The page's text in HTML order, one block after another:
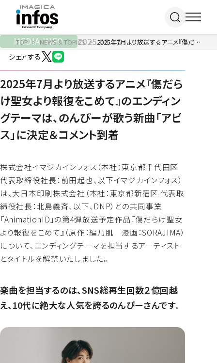
IP / MEDIA
事業紹介 TOP
出版事業
ライトアニメ事業
配信事業
アパレル事業
COMPANY
企業理念
会社概要
アクセス
沿革
RECRUIT
採用情報 TOP
新卒採用
中途・
アルバイト採用
よくあるご質問
ONLINE SHOP
TOP NEWS & TOPICS 2025年7月より放送するアニメ『傷だらけ聖女より報復をこめて』のエンディングテーマは、のんぴーが歌う新曲「アビス」に決定＆コメント到着
MEDIA INFO 2025.06.13
シェアする
2025年7月より放送するアニメ『傷だら
け聖女より報復をこめて』のエンディン
グテーマは、のんぴーが歌う新曲「アビ
ス」に決定＆コメント到着
株式会社イマジカインフォス（本社：東京都千代田区
代表取締役社長：前田起也、以下イマジカインフォス）
は、大日本印刷株式会社（本社：東京都新宿区 代表取
締役社長：北島義⻫、以下、DNP）との共同事業
「AnimationID」の第4弾放送予定作品『傷だらけ聖女
より報復をこめて』（原作：編乃肌 漫画：SORAJIMA）
について、エンディングテーマを担当するアーティスト
とタイトルを解禁いたしました。
楽曲を担当するのは、SNS総再生回数２億回越
え、10代に絶大な人気を誇るのんぴーさんです。